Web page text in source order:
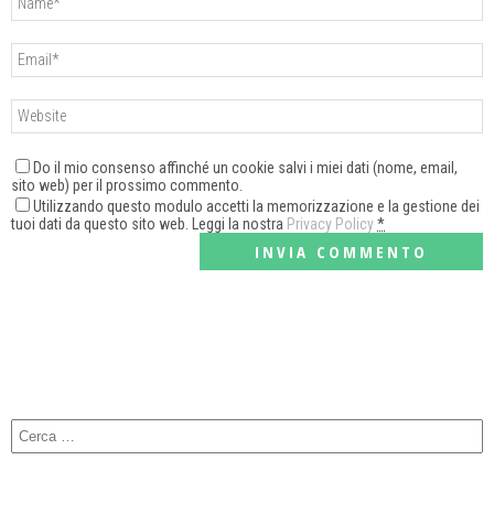
Do il mio consenso affinché un cookie salvi i miei dati (nome, email,
sito web) per il prossimo commento.
Utilizzando questo modulo accetti la memorizzazione e la gestione dei
tuoi dati da questo sito web. Leggi la nostra Privacy Policy*